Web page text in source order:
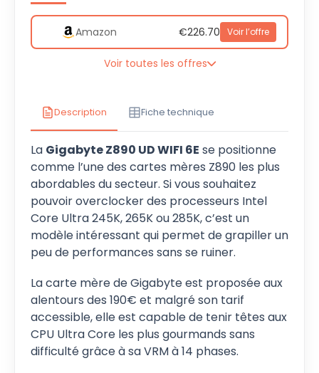
Amazon €226.70 Voir l’offre
Voir toutes les offres
Description Fiche technique
La Gigabyte Z890 UD WIFI 6E se positionne
comme l’une des cartes mères Z890 les plus
abordables du secteur. Si vous souhaitez
pouvoir overclocker des processeurs Intel
Core Ultra 245K, 265K ou 285K, c’est un
modèle intéressant qui permet de grapiller un
peu de performances sans se ruiner.
La carte mère de Gigabyte est proposée aux
alentours des 190€ et malgré son tarif
accessible, elle est capable de tenir têtes aux
CPU Ultra Core les plus gourmands sans
difficulté grâce à sa VRM à 14 phases.